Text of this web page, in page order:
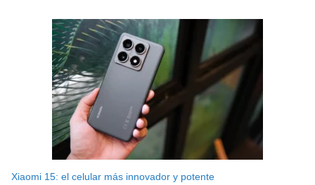
Xiaomi 15: el celular más innovador y potente